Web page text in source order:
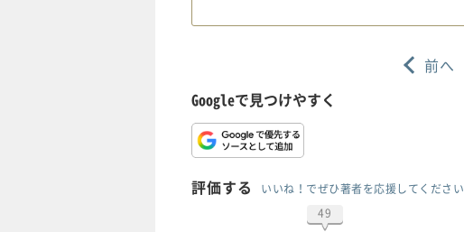
前へ
Googleで見つけやすく
評価する
いいね！でぜひ著者を応援してください
49